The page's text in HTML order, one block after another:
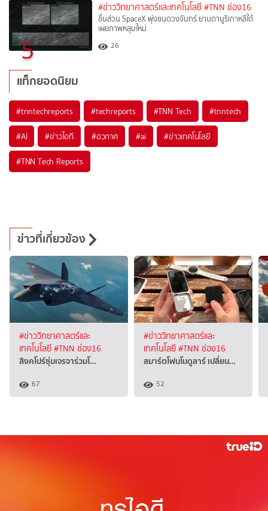
5
#ข่าววิทยาศาสตร์และเทคโนโลยี #TNN ช่อง16
ชิ้นส่วน SpaceX พุ่งชนดวงจันทร์ ยานดานูริเกาหลีใต้
เผยภาพหลุมใหม่
26
แท็กยอดนิยม
#tnntechreports #techreports #TNN Tech #tnntech
#AI #ข่าวไอที #อวกาศ #ai #ข่าวเทคโนโลยี
#TNN Tech Reports
ข่าวที่เกี่ยวข้อง
#ข่าววิทยาศาสตร์และ
เทคโนโลยี#TNN ช่อง16
สิงคโปร์ซุ่มเจรจาร่วมโ…
67
#ข่าววิทยาศาสตร์และ
เทคโนโลยี#TNN ช่อง16
สมาร์ตโฟนโมดูลาร์ เปลี่ยน…
52